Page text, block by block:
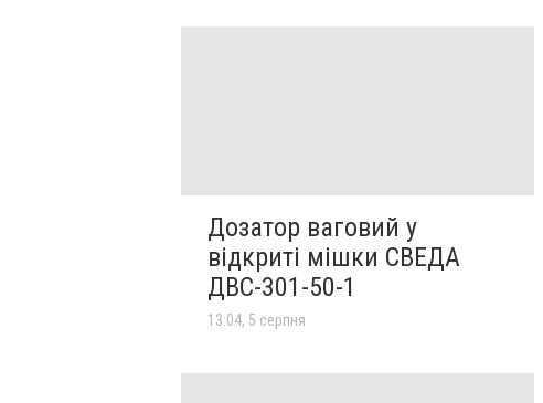
Дозатор ваговий у
відкриті мішки СВЕДА
ДВС-301-50-1
13:04, 5 серпня